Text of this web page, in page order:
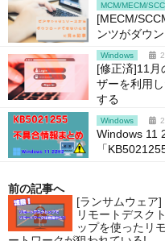
MCM/MECM/
[MECM/
ンツがダウ
Windows
[修正済]11月
ザーを利用
する
Windows
Windows 11
「
前の記事へ
[ランサムウェア]
リモートデスクト
ップを使ったリモ